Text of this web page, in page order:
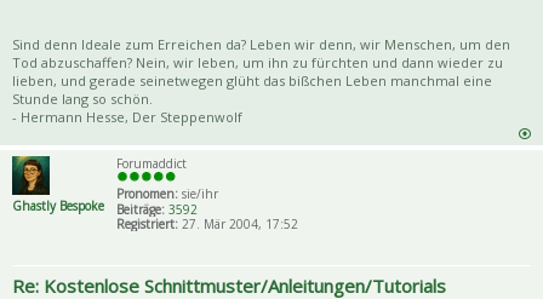
Sind denn Ideale zum Erreichen da? Leben wir denn, wir Menschen, um den
Tod abzuschaffen? Nein, wir leben, um ihn zu fürchten und dann wieder zu
lieben, und gerade seinetwegen glüht das bißchen Leben manchmal eine
Stunde lang so schön.
- Hermann Hesse, Der Steppenwolf
Ghastly Bespoke
Forumaddict
Pronomen: sie/ihr
Beiträge: 3592
Registriert: 27. Mär 2004, 17:52
Re: Kostenlose Schnittmuster/Anleitungen/Tutorials